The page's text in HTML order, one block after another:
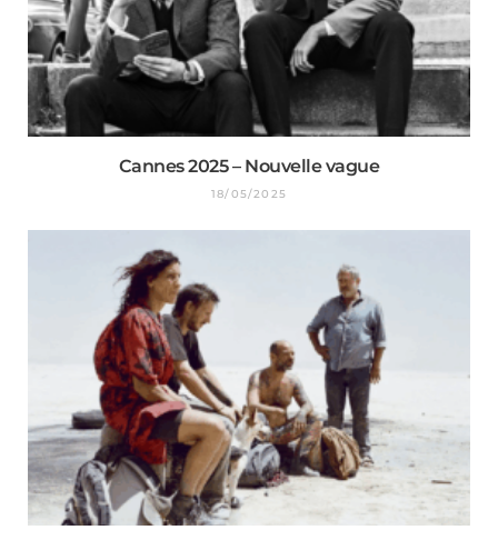
Cannes 2025 – Nouvelle vague
18/05/2025